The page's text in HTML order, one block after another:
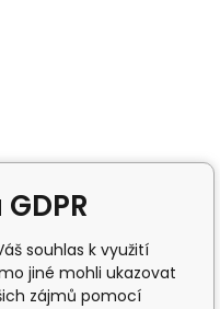
souhlas k využití
jiné mohli ukazovat
zájmů pomocí